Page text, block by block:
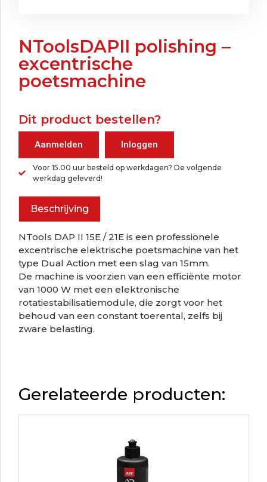
NToolsDAPII polishing –
excentrische
poetsmachine
Dit product bestellen?
Aanmelden Inloggen
Voor 15.00 uur besteld op werkdagen? De volgende
werkdag geleverd!
Beschrijving
NTools DAP II 15E / 21E is een professionele
excentrische elektrische poetsmachine van het
type Dual Action met een slag van 15mm.
De machine is voorzien van een efficiënte motor
van 1000 W met een elektronische
rotatiestabilisatiemodule, die zorgt voor het
behoud van een constant toerental, zelfs bij
zware belasting.
Gerelateerde producten: